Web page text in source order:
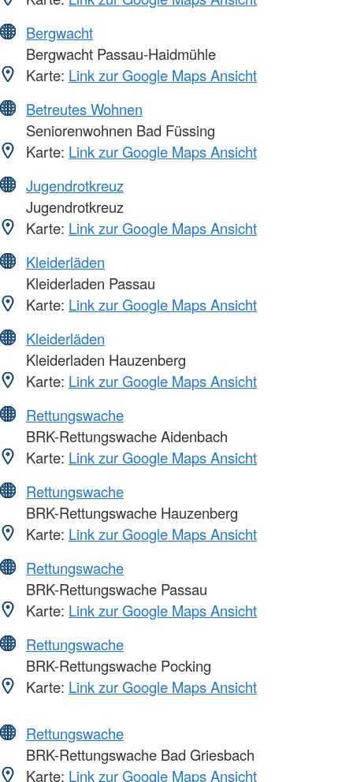
Bergwacht
Bergwacht Passau-Haidmühle
Karte: Link zur Google Maps Ansicht
Betreutes Wohnen
Seniorenwohnen Bad Füssing
Karte: Link zur Google Maps Ansicht
Jugendrotkreuz
Jugendrotkreuz
Karte: Link zur Google Maps Ansicht
Kleiderläden
Kleiderladen Passau
Karte: Link zur Google Maps Ansicht
Kleiderläden
Kleiderladen Hauzenberg
Karte: Link zur Google Maps Ansicht
Rettungswache
BRK-Rettungswache Aidenbach
Karte: Link zur Google Maps Ansicht
Rettungswache
BRK-Rettungswache Hauzenberg
Karte: Link zur Google Maps Ansicht
Rettungswache
BRK-Rettungswache Passau
Karte: Link zur Google Maps Ansicht
Rettungswache
BRK-Rettungswache Pocking
Karte: Link zur Google Maps Ansicht
Rettungswache
BRK-Rettungswache Bad Griesbach
Karte: Link zur Google Maps Ansicht